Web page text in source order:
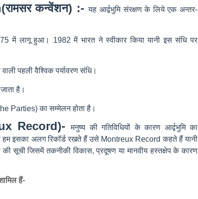
कन्वेंशन) :- यह आर्द्वभुमि संरक्षण के लिये एक अन्तर-
में लागू हुआ। 1982 में भारत ने स्वीकार किया यानी इस संधि पर
पहली वैश्विक पर्यावरण संधि।
है।
Parties)का सम्मेलन होता है।
Record)-मनुष्य की गतिविधियों के कारण आर्द्वभुमि का
इसका अलग रिकॉर्ड रखते हैं उसे Montreux Record कहते हैं यानी
की सूची जिसमें तकनीकी विकास, प्रदूषण या मानवीय हस्तक्षेप के कारण
हैं-